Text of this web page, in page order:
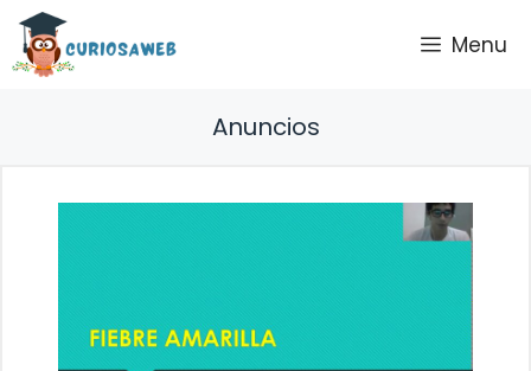
Saltar
contenido
Menu
Anuncios